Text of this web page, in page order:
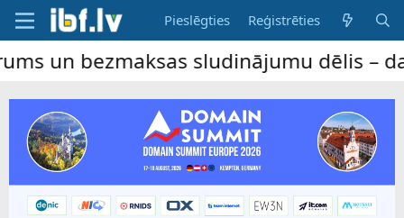
Pieslēgties Reģistrēties
bezmaksas sludinājumu dēlis –